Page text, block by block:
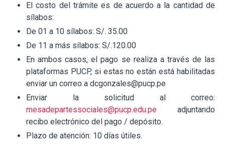
El costo del trámite es de acuerdo a la cantidad de
sílabos:
De 01 a 10 sílabos: S/. 35.00
De 11 a más sílabos: S/.120.00
En ambos casos, el pago se realiza a través de las
plataformas PUCP, si estas no están está habilitadas
enviar un correo a dcgonzales@pucp.pe
Enviar la solicitud al correo:
mesadepartessociales@pucp.edu.pe adjuntando
recibo electrónico del pago / depósito.
Plazo de atención: 10 días útiles.